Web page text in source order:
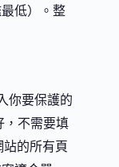
低）。整
你要保護的
，不需要填
的所有頁